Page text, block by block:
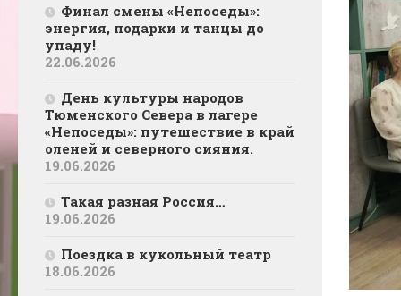
Финал смены «Непоседы»:
энергия, подарки и танцы до
упаду!
22.06.2026
День культуры народов
Тюменского Севера в лагере
«Непоседы»: путешествие в край
оленей и северного сияния.
19.06.2026
Такая разная Россия…
19.06.2026
Поездка в кукольный театр
18.06.2026